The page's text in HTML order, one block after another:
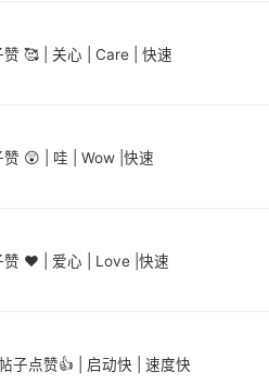
赞 🥰 | 关心 | Care | 快速
赞 😲 | 哇 | Wow |快速
赞 ❤️ | 爱心 | Love |快速
子点赞👍 | 启动快 | 速度快